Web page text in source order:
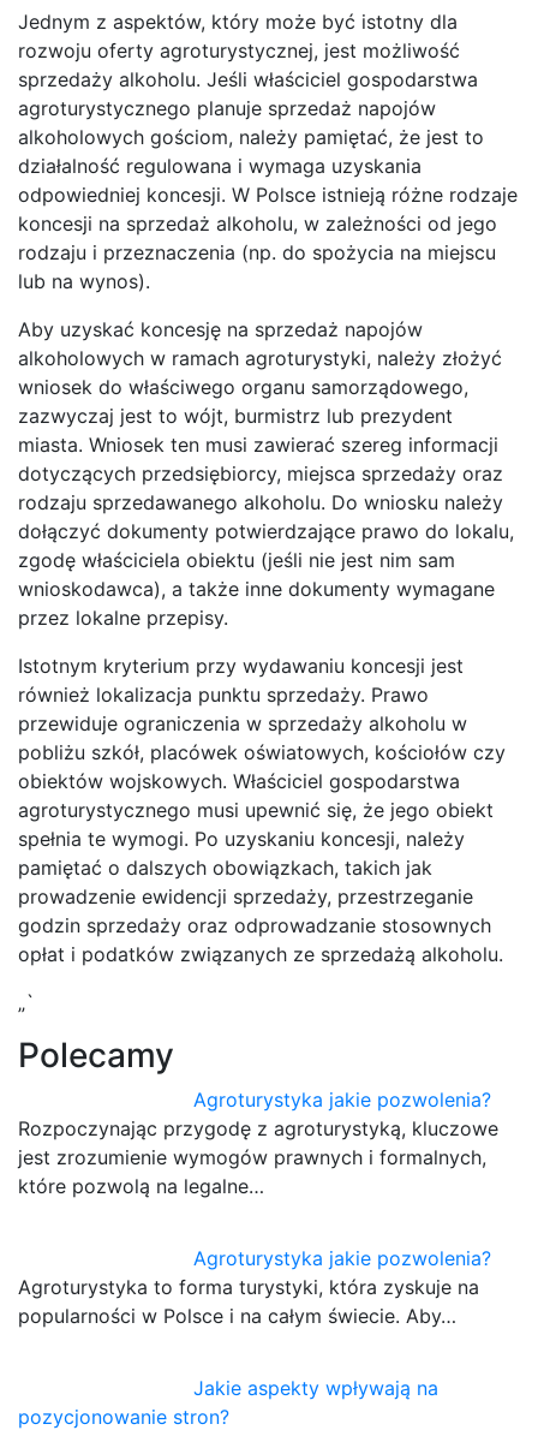
Jednym z aspektów, który może być istotny dla
rozwoju oferty agroturystycznej, jest możliwość
sprzedaży alkoholu. Jeśli właściciel gospodarstwa
agroturystycznego planuje sprzedaż napojów
alkoholowych gościom, należy pamiętać, że jest to
działalność regulowana i wymaga uzyskania
odpowiedniej koncesji. W Polsce istnieją różne rodzaje
koncesji na sprzedaż alkoholu, w zależności od jego
rodzaju i przeznaczenia (np. do spożycia na miejscu
lub na wynos).
Aby uzyskać koncesję na sprzedaż napojów
alkoholowych w ramach agroturystyki, należy złożyć
wniosek do właściwego organu samorządowego,
zazwyczaj jest to wójt, burmistrz lub prezydent
miasta. Wniosek ten musi zawierać szereg informacji
dotyczących przedsiębiorcy, miejsca sprzedaży oraz
rodzaju sprzedawanego alkoholu. Do wniosku należy
dołączyć dokumenty potwierdzające prawo do lokalu,
zgodę właściciela obiektu (jeśli nie jest nim sam
wnioskodawca), a także inne dokumenty wymagane
przez lokalne przepisy.
Istotnym kryterium przy wydawaniu koncesji jest
również lokalizacja punktu sprzedaży. Prawo
przewiduje ograniczenia w sprzedaży alkoholu w
pobliżu szkół, placówek oświatowych, kościołów czy
obiektów wojskowych. Właściciel gospodarstwa
agroturystycznego musi upewnić się, że jego obiekt
spełnia te wymogi. Po uzyskaniu koncesji, należy
pamiętać o dalszych obowiązkach, takich jak
prowadzenie ewidencji sprzedaży, przestrzeganie
godzin sprzedaży oraz odprowadzanie stosownych
opłat i podatków związanych ze sprzedażą alkoholu.
„`
Polecamy
Agroturystyka jakie pozwolenia?
Rozpoczynając przygodę z agroturystyką, kluczowe
jest zrozumienie wymogów prawnych i formalnych,
które pozwolą na legalne…
Agroturystyka jakie pozwolenia?
Agroturystyka to forma turystyki, która zyskuje na
popularności w Polsce i na całym świecie. Aby…
Jakie aspekty wpływają na
pozycjonowanie stron?